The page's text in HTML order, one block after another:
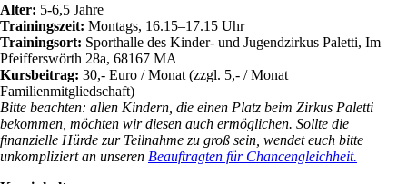
Alter: 5-6,5 Jahre
Trainingszeit: Montags, 16.15–17.15 Uhr
Trainingsort: Sporthalle des Kinder- und Jugendzirkus Paletti, Im
Pfeifferswörth 28a, 68167 MA
Kursbeitrag: 30,- Euro / Monat (zzgl. 5,- / Monat
Familienmitgliedschaft)
Bitte beachten: allen Kindern, die einen Platz beim Zirkus Paletti
bekommen, möchten wir diesen auch ermöglichen. Sollte die
finanzielle Hürde zur Teilnahme zu groß sein, wendet euch bitte
unkompliziert an unseren Beauftragten für Chancengleichheit.